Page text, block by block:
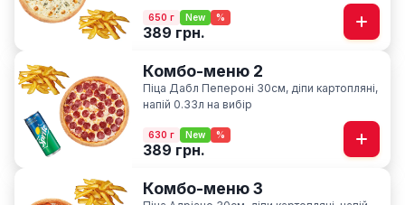
650 г New %
389 грн.
Комбо-меню 2
Піца Дабл Пепероні 30см, діпи картопляні,
напій 0.33л на вибір
630 г New %
389 грн.
Комбо-меню 3